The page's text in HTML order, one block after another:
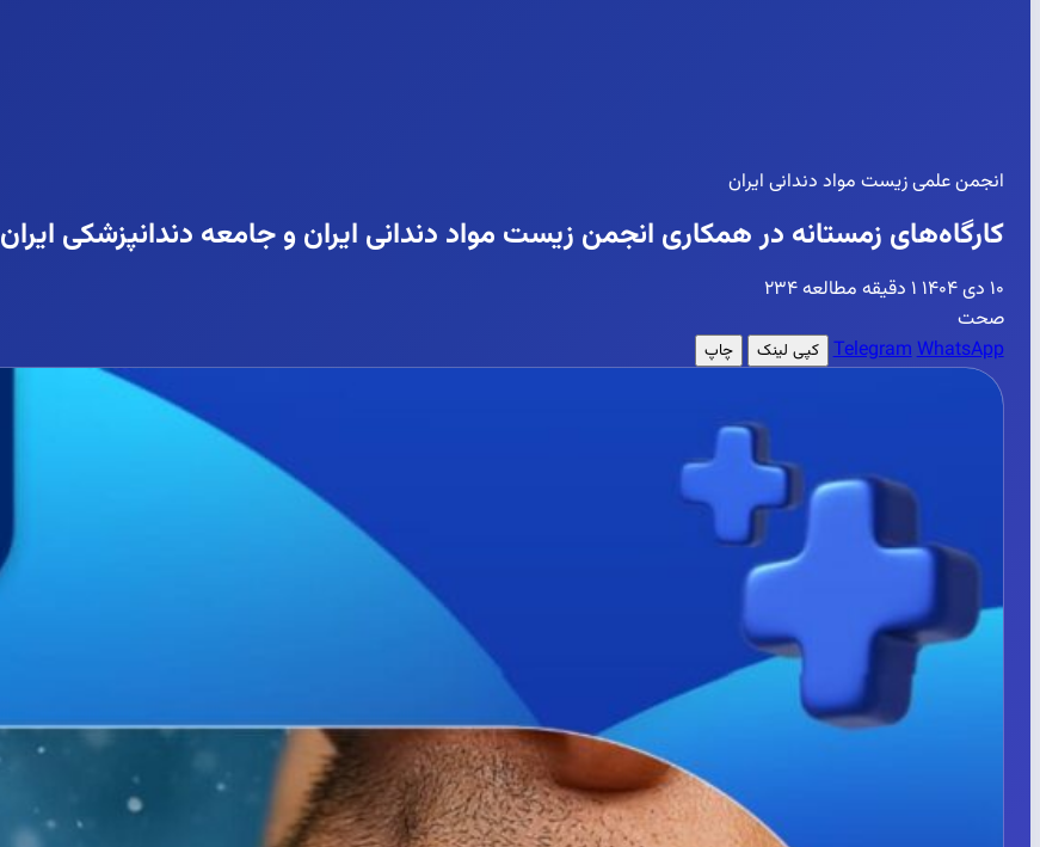
انجمن علمی زیست مواد دندانی ایران
کارگاه‌های زمستانه در همکاری انجمن زیست مواد دندانی ایران و جامعه دندانپزشکی ایران
۱۰ دی ۱۴۰۴ ۱ دقیقه مطالعه
۲۳۴
صحت
TelegramWhatsApp کپی لینک چاپ